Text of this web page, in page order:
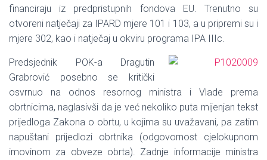
financiraju iz predpristupnih fondova EU. Trenutno su
otvoreni natječaji za IPARD mjere 101 i 103, a u pripremi su i
mjere 302, kao i natječaj u okviru programa IPA IIIc.
Predsjednik POK-a Dragutin
Grabrović posebno se kritički
osvrnuo na odnos resornog ministra i Vlade prema
obrtnicima, naglasivši da je već nekoliko puta mijenjan tekst
prijedloga Zakona o obrtu, u kojima su uvažavani, pa zatim
napuštani prijedlozi obrtnika (odgovornost cjelokupnom
imovinom za obveze obrta). Zadnje informacije ministra